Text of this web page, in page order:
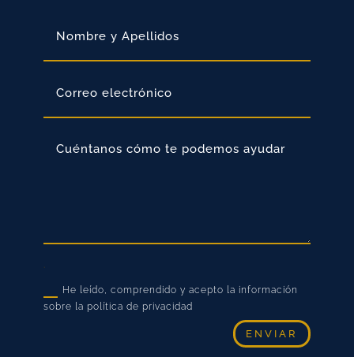
.
He leído, comprendido y acepto la información
sobre la política de privacidad
ENVIAR